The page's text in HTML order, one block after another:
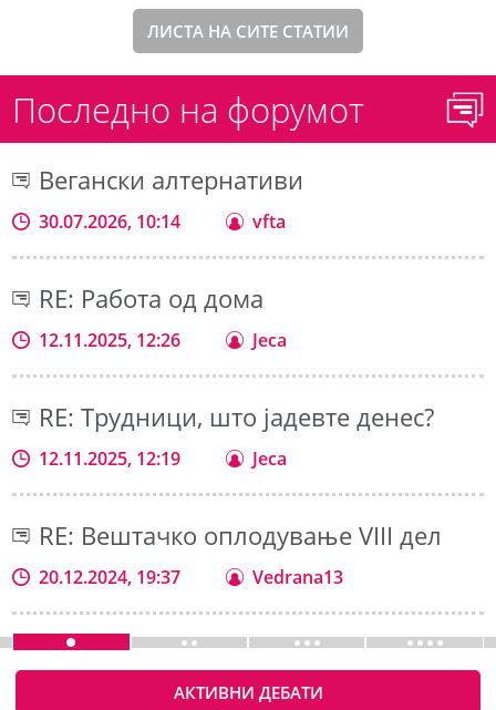
ЛИСТА НА СИТЕ СТАТИИ
Последно на форумот
Вегански алтернативи
30.07.2026, 10:14 vfta
RE: Работа од дома
12.11.2025, 12:26 Jeca
RE: Трудници, што јадевте денес?
12.11.2025, 12:19 Jeca
RE: Вештачко оплодување VIII дел
20.12.2024, 19:37 Vedrana13
АКТИВНИ ДЕБАТИ